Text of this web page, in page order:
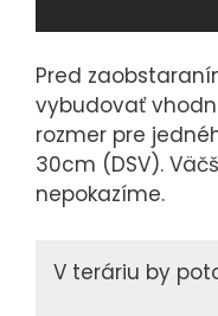
Pred
vybudovať
rozmer pre
30cm (DSV).
nepokazíme.
V teráriu by